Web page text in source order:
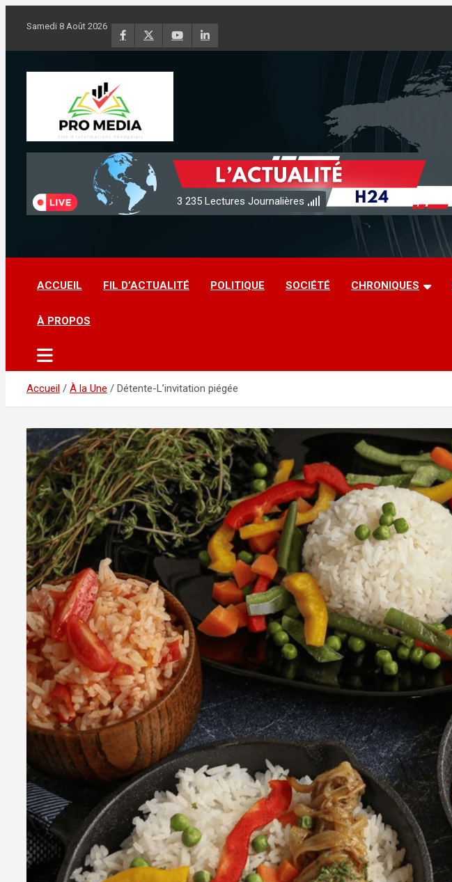
Samedi 8 Août 2026
Sénégal Promedia
3 235 Lectures Journalières
ACCUEIL FIL D’ACTUALITÉ POLITIQUE SOCIÉTÉ CHRONIQUES
À PROPOS
Accueil À la Une Détente-L’invitation piégée